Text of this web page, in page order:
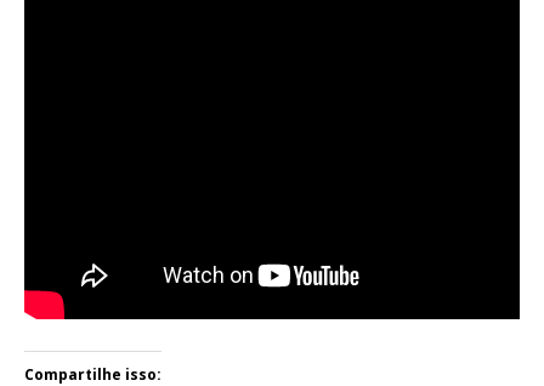
Compartilhe isso: